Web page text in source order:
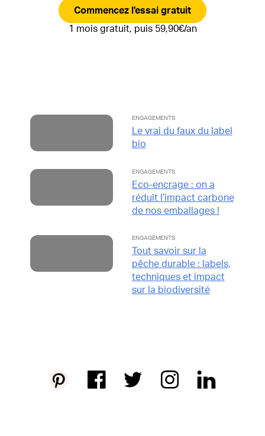
Commencez l'essai gratuit
1 mois gratuit, puis 59,90€/an
ENGAGEMENTS
Le vrai du faux du label
bio
ENGAGEMENTS
Eco-encrage : on a
réduit l’impact carbone
de nos emballages !
ENGAGEMENTS
Tout savoir sur la
pêche durable : labels,
techniques et impact
sur la biodiversité